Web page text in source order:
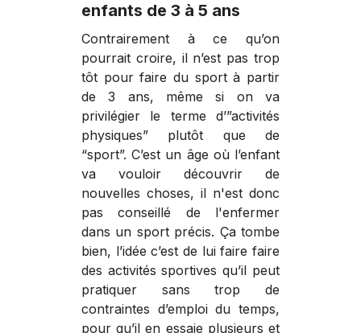
enfants de 3 à 5 ans
Contrairement à ce qu’on
pourrait croire, il n’est pas trop
tôt pour faire du sport à partir
de 3 ans, même si on va
privilégier le terme d’”activités
physiques” plutôt que de
“sport”. C’est un âge où l’enfant
va vouloir découvrir de
nouvelles choses, il n'est donc
pas conseillé de l'enfermer
dans un sport précis. Ça tombe
bien, l’idée c’est de lui faire faire
des activités sportives qu’il peut
pratiquer sans trop de
contraintes d’emploi du temps,
pour qu’il en essaie plusieurs et